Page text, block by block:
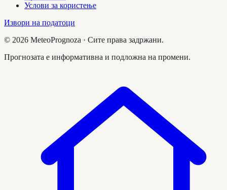
Услови за користење
Извори на податоци
© 2026 MeteoPrognoza · Сите права задржани.
Прогнозата е информативна и подложна на промени.